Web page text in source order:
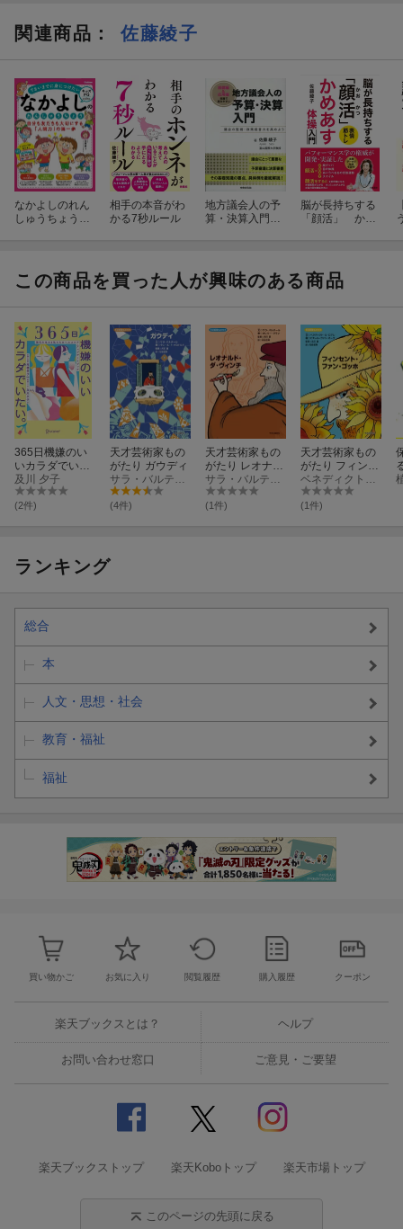
関連商品 ： 佐藤綾子
なかよしのれん
しゅうちょう
相手の本音がわ
かる7秒ルール
地方議会人の予
算・決算入門
脳が長持ちする
「顔活」 かめ
この商品を買った人が興味のある商品
365日機嫌のい
いカラダでいた
い。 現代を生き
る私たちのヘル
スケア・アップ
及川 夕子
(2件)
天才芸術家もの
がたり ガウディ
サラ・バルテール
(4件)
天才芸術家もの
がたり レオナル
ド・ダ・ヴィン
チ
サラ・バルテール
(1件)
天才芸術家もの
がたり フィンセ
ント・ファン・
ゴッホ
ベネディクト・ル・ロアレ
(1件)
ランキング
総合
本
人文・思想・社会
教育・福祉
福祉
買い物かご お気に入り 閲覧履歴 購入履歴 クーポン
楽天ブックスとは？ ヘルプ
お問い合わせ窓口 ご意見・ご要望
楽天ブックストップ 楽天Koboトップ 楽天市場トップ
このページの先頭に戻る